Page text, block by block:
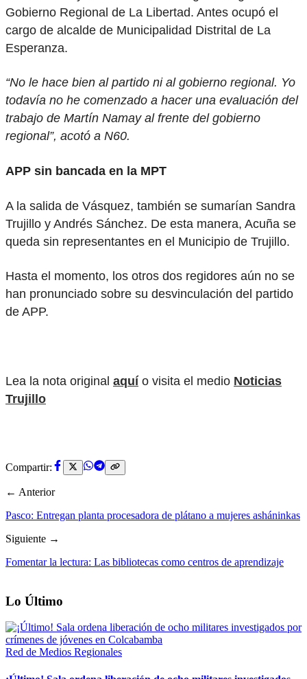
Gobierno Regional de La Libertad. Antes ocupó el
cargo de alcalde de Municipalidad Distrital de La
Esperanza.
“No le hace bien al partido ni al gobierno regional. Yo
todavía no he comenzado a hacer una evaluación del
trabajo de Martín Namay al frente del gobierno
regional”, acotó a N60.
APP sin bancada en la MPT
A la salida de Vásquez, también se sumarían Sandra
Trujillo y Andrés Sánchez. De esta manera, Acuña se
queda sin representantes en el Municipio de Trujillo.
Hasta el momento, los otros dos regidores aún no se
han pronunciado sobre su desvinculación del partido
de APP.
Lea la nota original aquí o visita el medio Noticias
Trujillo
Compartir:
← Anterior
Pasco: Entregan planta procesadora de plátano a mujeres asháninkas
Siguiente →
Fomentar la lectura: Las bibliotecas como centros de aprendizaje
Lo Último
Red de Medios Regionales